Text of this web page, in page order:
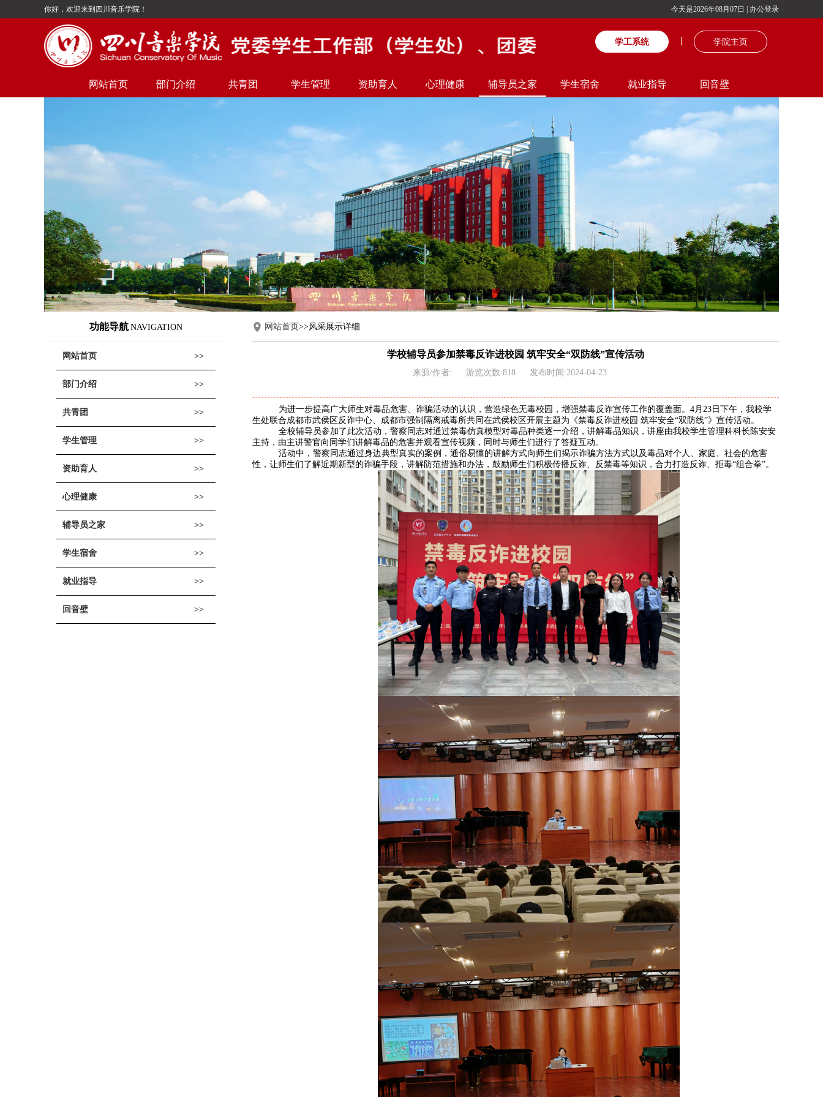
你好，欢迎来到四川音乐学院！ 今天是2026年08月07日 办公登录
学工系统 学院主页
网站首页 部门介绍 共青团 学生管理 资助育人 心理健康 辅导员之家 学生宿舍 就业指导 回音壁
功能导航 NAVIGATION
网站首页
部门介绍
共青团
学生管理
资助育人
心理健康
辅导员之家
学生宿舍
就业指导
回音壁
网站首页>>风采展示详细
学校辅导员参加禁毒反诈进校园 筑牢安全“双防线”宣传活动
来源/作者: 游览次数:818 发布时间:2024-04-23
为进一步提高广大师生对毒品危害、诈骗活动的认识，营造绿色无毒校园，增强禁毒反诈宣传工作的覆盖面。 4月 23日下午，我校学
生处联合成都市武侯区反诈中心、成都市强制隔离戒毒所共同在武侯校区开展主题为《禁毒反诈进校园 筑牢安全“双防线”》宣传活动。
全校辅导员参加了此次活动， 警察同志对通过禁毒仿真模型对毒品种类逐一介绍，讲解毒品知识，讲座由我校学生管理科科长陈安安
主持，由主讲警官向同学们讲解毒品的危害并观看宣传视频，同时与师生们进行了答疑互动。
活动中，警察同志通过身边典型真实的案例，通俗易懂的讲解方式向师生们揭示诈骗方法方式以及毒品对个人、家庭、社会的危害
性，让师生们了解近期新型的诈骗手段，讲解防范措施和办法，鼓励师生们积极传播反诈、反禁毒等知识，合力打造反诈、拒毒“组合拳”。